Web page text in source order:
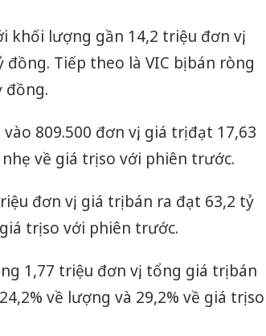
khối lượng gần 14,2 triệu đơn vị,
Tiếp theo là VIC bị bán ròng
đồng.
809.500 đơn vị, giá trị đạt 17,63
về giá trị so với phiên trước.
đơn vị, giá trị bán ra đạt 63,2 tỷ
trị so với phiên trước.
1,77 triệu đơn vị, tổng giá trị bán
về lượng và 29,2% về giá trị so